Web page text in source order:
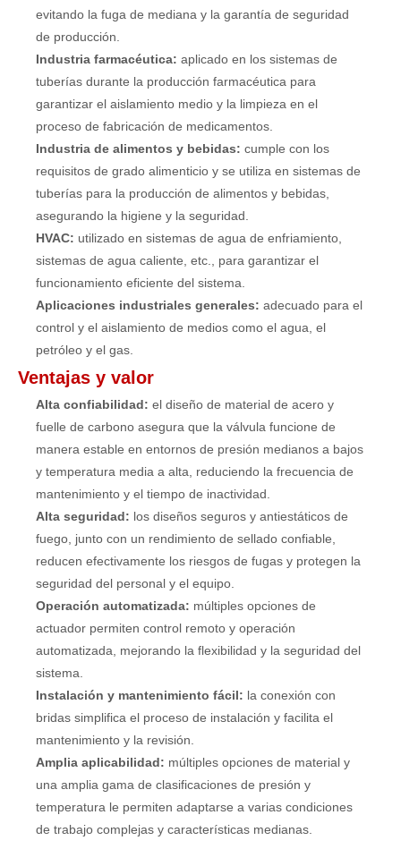
evitando la fuga de mediana y la garantía de seguridad
de producción.
Industria farmacéutica: aplicado en los sistemas de
tuberías durante la producción farmacéutica para
garantizar el aislamiento medio y la limpieza en el
proceso de fabricación de medicamentos.
Industria de alimentos y bebidas: cumple con los
requisitos de grado alimenticio y se utiliza en sistemas de
tuberías para la producción de alimentos y bebidas,
asegurando la higiene y la seguridad.
HVAC: utilizado en sistemas de agua de enfriamiento,
sistemas de agua caliente, etc., para garantizar el
funcionamiento eficiente del sistema.
Aplicaciones industriales generales: adecuado para el
control y el aislamiento de medios como el agua, el
petróleo y el gas.
Ventajas y valor
Alta confiabilidad: el diseño de material de acero y
fuelle de carbono asegura que la válvula funcione de
manera estable en entornos de presión medianos a bajos
y temperatura media a alta, reduciendo la frecuencia de
mantenimiento y el tiempo de inactividad.
Alta seguridad: los diseños seguros y antiestáticos de
fuego, junto con un rendimiento de sellado confiable,
reducen efectivamente los riesgos de fugas y protegen la
seguridad del personal y el equipo.
Operación automatizada: múltiples opciones de
actuador permiten control remoto y operación
automatizada, mejorando la flexibilidad y la seguridad del
sistema.
Instalación y mantenimiento fácil: la conexión con
bridas simplifica el proceso de instalación y facilita el
mantenimiento y la revisión.
Amplia aplicabilidad: múltiples opciones de material y
una amplia gama de clasificaciones de presión y
temperatura le permiten adaptarse a varias condiciones
de trabajo complejas y características medianas.